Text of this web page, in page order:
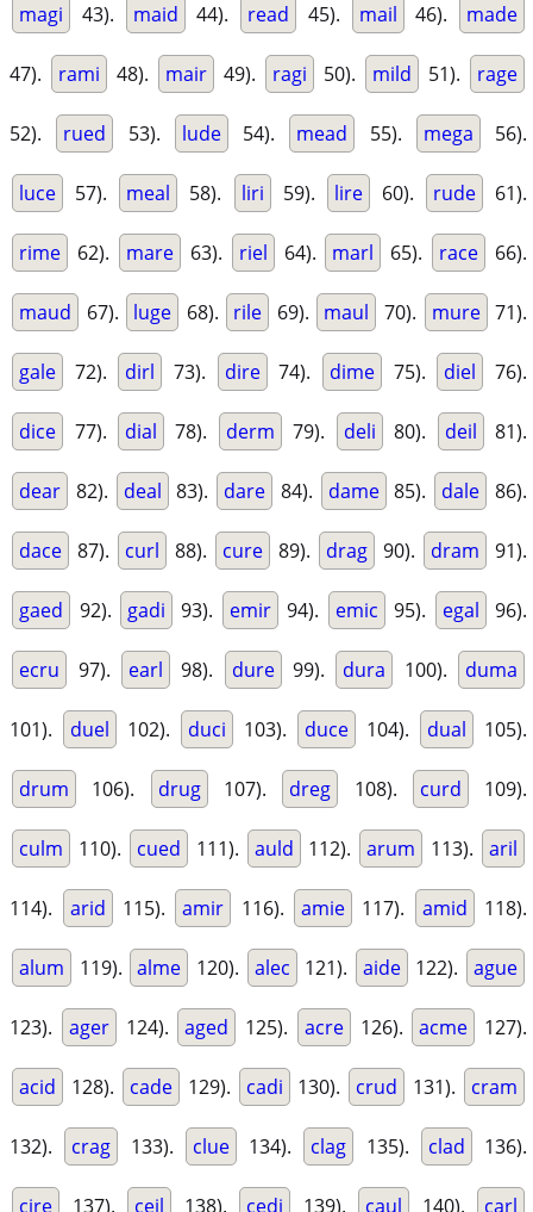
magi 43). maid 44). read 45). mail 46). made
47). rami 48). mair 49). ragi 50). mild 51). rage
52). rued 53). lude 54). mead 55). mega 56).
luce 57). meal 58). liri 59). lire 60). rude 61).
rime 62). mare 63). riel 64). marl 65). race 66).
maud 67). luge 68). rile 69). maul 70). mure 71).
gale 72). dirl 73). dire 74). dime 75). diel 76).
dice 77). dial 78). derm 79). deli 80). deil 81).
dear 82). deal 83). dare 84). dame 85). dale 86).
dace 87). curl 88). cure 89). drag 90). dram 91).
gaed 92). gadi 93). emir 94). emic 95). egal 96).
ecru 97). earl 98). dure 99). dura 100). duma
101). duel 102). duci 103). duce 104). dual 105).
drum 106). drug 107). dreg 108). curd 109).
culm 110). cued 111). auld 112). arum 113). aril
114). arid 115). amir 116). amie 117). amid 118).
alum 119). alme 120). alec 121). aide 122). ague
123). ager 124). aged 125). acre 126). acme 127).
acid 128). cade 129). cadi 130). crud 131). cram
132). crag 133). clue 134). clag 135). clad 136).
cire 137). ceil 138). cedi 139). caul 140). carl